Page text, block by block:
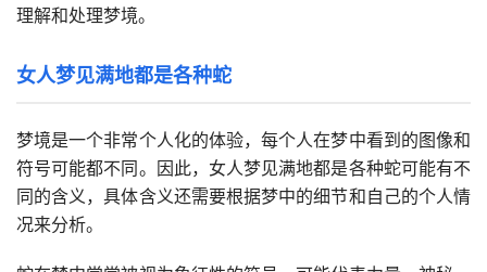
理解和处理梦境。
女人梦见满地都是各种蛇
梦境是一个非常个人化的体验，每个人在梦中看到的图像和
符号可能都不同。因此，女人梦见满地都是各种蛇可能有不
同的含义，具体含义还需要根据梦中的细节和自己的个人情
况来分析。